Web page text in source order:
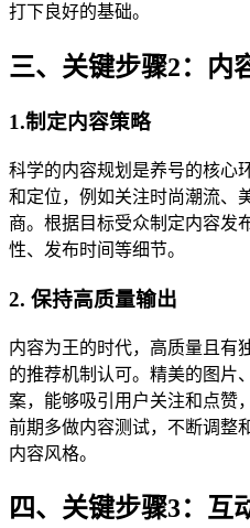
打下良好的基础。
三、关键步骤2：内
1.制定内容策略
科学的内容规划是养号的核心
和定位，例如关注时尚潮流、
商。根据目标受众制定内容发
性、发布时间等细节。
2. 保持高质量输出
内容为王的时代，高质量且有
的推荐机制认可。精美的图片
案，能够吸引用户关注和点赞
前期多做内容测试，不断调整
内容风格。
四、关键步骤3：互